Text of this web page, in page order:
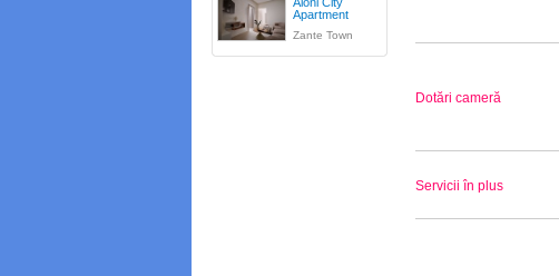
Apartment
Zante Town
Dotări cameră
Servicii în plus